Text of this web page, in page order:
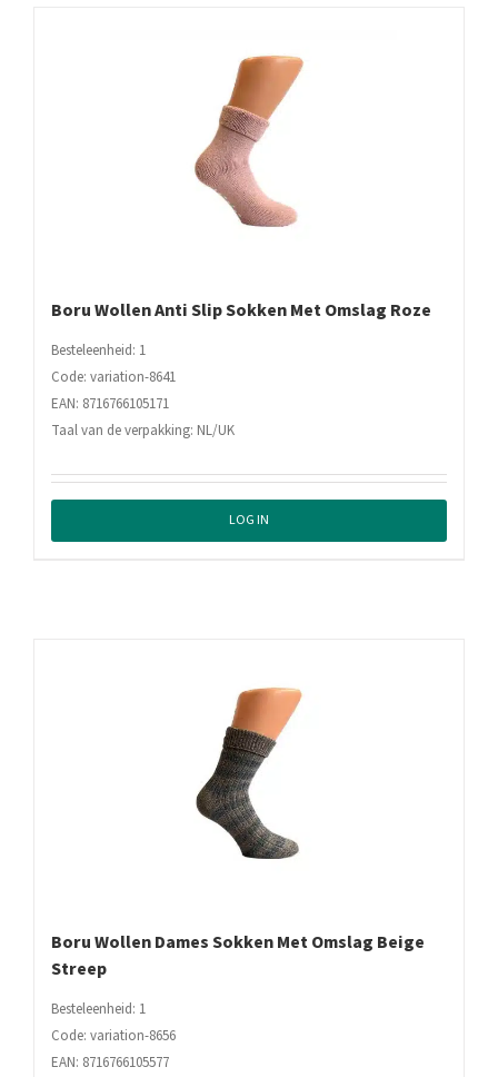
Boru Wollen Anti Slip Sokken Met Omslag Roze
Besteleenheid: 1
Code: variation-8641
EAN: 8716766105171
Taal van de verpakking: NL/UK
LOG IN
Boru Wollen Dames Sokken Met Omslag Beige
Streep
Besteleenheid: 1
Code: variation-8656
EAN: 8716766105577